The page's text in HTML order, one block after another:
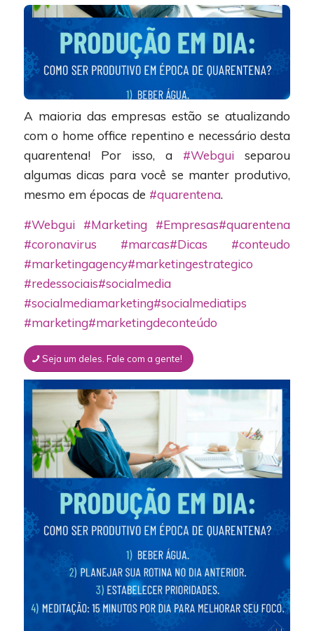
A maioria das empresas estão se atualizando
com o home office repentino e necessário desta
quarentena! Por isso, a #Webgui separou
algumas dicas para você se manter produtivo,
mesmo em épocas de #quarentena.
#Webgui #Marketing #Empresas#quarentena
#coronavirus
#marcas#Dicas
#conteudo
#marketingagency#marketingestrategico
#redessociais#socialmedia
#socialmediamarketing#socialmediatips
#marketing#marketingdeconteúdo
Seja um deles. Fale com a gente!